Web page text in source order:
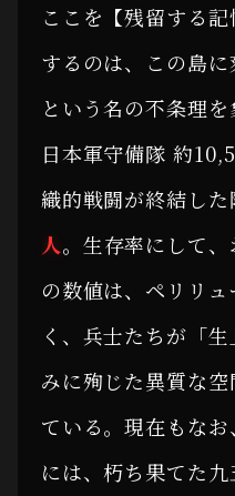
ここを【残留する
するのは、この島
という名の不条理を
日本軍守備隊 約
織的戦闘が終結し
人。生存率にして、
の数値は、ペリリ
く、兵士たちが「
みに殉じた異質な
ている。現在もな
には、朽ち果てた